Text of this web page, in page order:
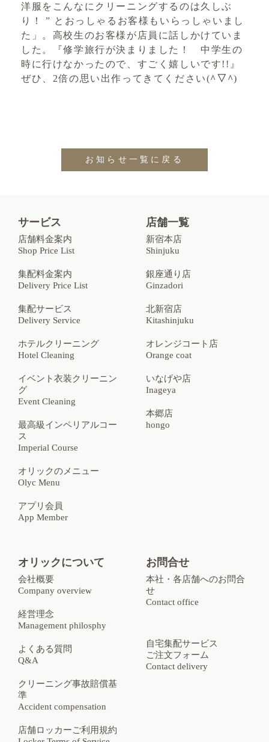
洋服をこんなにクリーニングするのは久しぶ
り！ ” とおっしゃるお客様もいらっしゃいまし
た」。高校生のお客様が店員に話しかけていま
した。『修学旅行が決まりました！ 中学生の
時に行けなかったので、すごく嬉しいです!!』
ぜひ、2倍の思い出作ってきてください(^▽^)
お知らせ一覧に戻る
サービス
店舗料金案内
Shop Price List
集配料金案内
Delivery Price List
集配サービス
Delivery Service
ホテルクリーニング
Hotel Cleaning
イベント衣装クリーニン
グ
Event Cleaning
最高級インペリアルコー
ス
Imperial Course
オリックのメニュー
Olyc Menu
アプリ会員
App Member
店舗一覧
新宿本店
Shinjuku
銀座通り店
Ginzadori
北新宿店
Kitashinjuku
オレンジコート店
Orange coat
いなげや店
Inageya
本郷店
hongo
オリックについて
会社概要
Company overview
経営理念
Management philosphy
よくある質問
Q&A
クリーニング事故賠償基
準
Accident compensation
店舗ロッカーご利用規約
お問合せ
本社・各店舗へのお問合
せ
Contact office
自宅集配サービス
ご注文フォーム
Contact delivery